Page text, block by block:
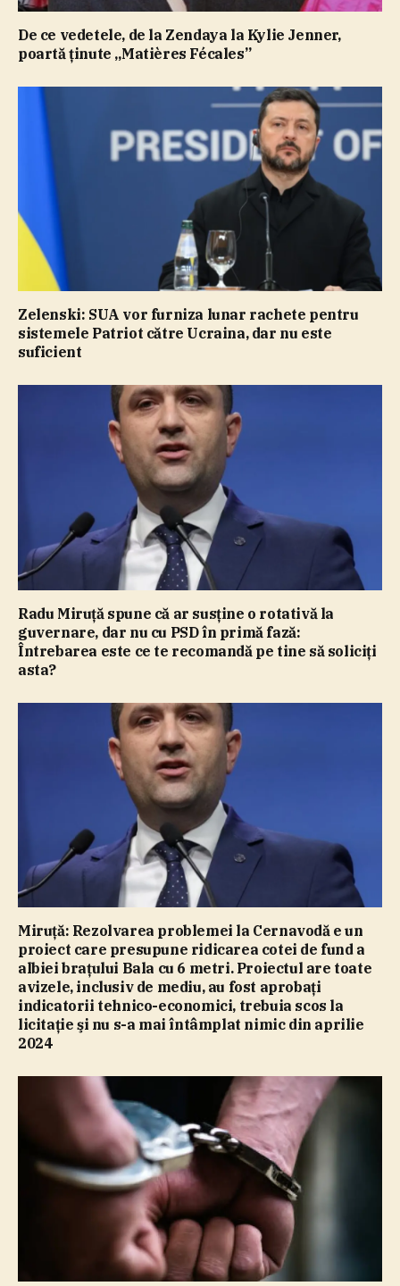
De ce vedetele, de la Zendaya la Kylie Jenner,
poartă ţinute „Matières Fécales”
Zelenski: SUA vor furniza lunar rachete pentru
sistemele Patriot către Ucraina, dar nu este
suficient
Radu Miruţă spune că ar susţine o rotativă la
guvernare, dar nu cu PSD în primă fază:
Întrebarea este ce te recomandă pe tine să soliciţi
asta?
Miruţă: Rezolvarea problemei la Cernavodă e un
proiect care presupune ridicarea cotei de fund a
albiei braţului Bala cu 6 metri. Proiectul are toate
avizele, inclusiv de mediu, au fost aprobaţi
indicatorii tehnico-economici, trebuia scos la
licitaţie şi nu s-a mai întâmplat nimic din aprilie
2024